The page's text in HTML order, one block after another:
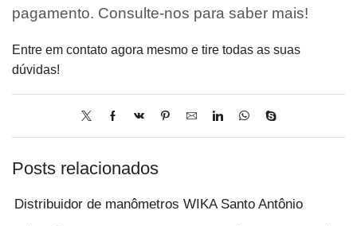
pagamento. Consulte-nos para saber mais!
Entre em contato agora mesmo e tire todas as suas
dúvidas!
Posts relacionados
Distribuidor de manômetros WIKA Santo Antônio